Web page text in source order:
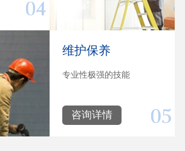
维护保养
专业性极强的技能
咨询详情